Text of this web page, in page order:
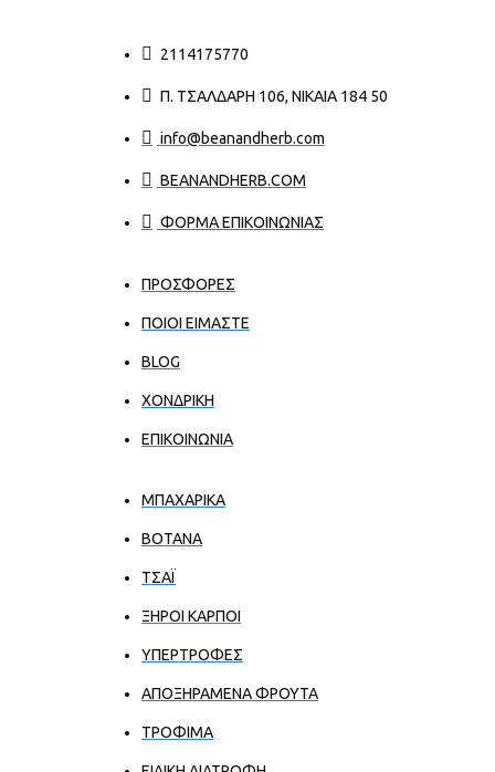
2114175770
Π. ΤΣΑΛΔΆΡΗ 106, ΝΊΚΑΙΑ 184 50
info@beanandherb.com
BEANANDHERB.COM
ΦΟΡΜΑ ΕΠΙΚΟΙΝΩΝΙΑΣ
ΠΡΟΣΦΟΡΕΣ
ΠΟΙΟΙ ΕΊΜΑΣΤΕ
BLOG
ΧΟΝΔΡΙΚΉ
ΕΠΙΚΟΙΝΩΝΊΑ
ΜΠΑΧΑΡΙΚΑ
ΒΟΤΑΝΑ
ΤΣΑΪ
ΞΗΡΟΙ ΚΑΡΠΟΙ
ΥΠΕΡΤΡΟΦΕΣ
ΑΠΟΞΗΡΑΜΕΝΑ ΦΡΟΥΤΑ
ΤΡΟΦΙΜΑ